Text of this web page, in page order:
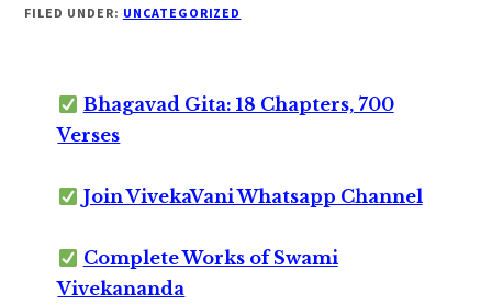
FILED UNDER: UNCATEGORIZED
Bhagavad Gita: 18 Chapters, 700
Verses
Join VivekaVani Whatsapp Channel
Complete Works of Swami
Vivekananda